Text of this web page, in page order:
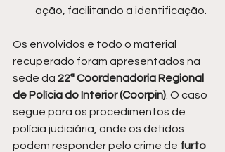
ação, facilitando a identificação.
Os envolvidos e todo o material
recuperado foram apresentados na
sede da 22ª Coordenadoria Regional
de Polícia do Interior (Coorpin) . O caso
segue para os procedimentos de
polícia judiciária, onde os detidos
podem responder pelo crime de furto